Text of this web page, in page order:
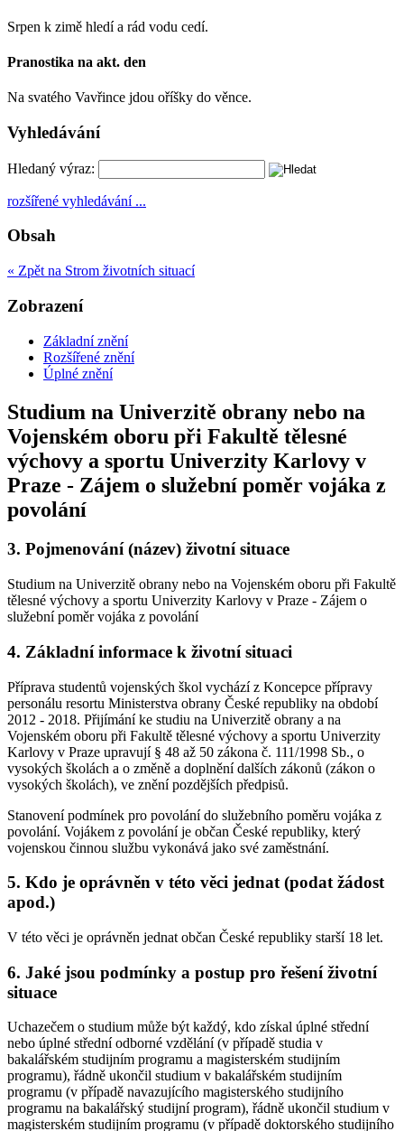
Srpen k zimě hledí a rád vodu cedí.
Pranostika na akt. den
Na svatého Vavřince jdou oříšky do věnce.
Vyhledávání
Hledaný výraz:
rozšířené vyhledávání ...
Obsah
« Zpět na Strom životních situací
Zobrazení
Základní znění
Rozšířené znění
Úplné znění
Studium na Univerzitě obrany nebo na
Vojenském oboru při Fakultě tělesné
výchovy a sportu Univerzity Karlovy v
Praze - Zájem o služební poměr vojáka z
povolání
3. Pojmenování (název) životní situace
Studium na Univerzitě obrany nebo na Vojenském oboru při Fakultě
tělesné výchovy a sportu Univerzity Karlovy v Praze - Zájem o
služební poměr vojáka z povolání
4. Základní informace k životní situaci
Příprava studentů vojenských škol vychází z Koncepce přípravy
personálu resortu Ministerstva obrany České republiky na období
2012 - 2018. Přijímání ke studiu na Univerzitě obrany a na
Vojenském oboru při Fakultě tělesné výchovy a sportu Univerzity
Karlovy v Praze upravují § 48 až 50 zákona č. 111/1998 Sb., o
vysokých školách a o změně a doplnění dalších zákonů (zákon o
vysokých školách), ve znění pozdějších předpisů.
Stanovení podmínek pro povolání do služebního poměru vojáka z
povolání. Vojákem z povolání je občan České republiky, který
vojenskou činnou službu vykonává jako své zaměstnání.
5. Kdo je oprávněn v této věci jednat (podat žádost
apod.)
V této věci je oprávněn jednat občan České republiky starší 18 let.
6. Jaké jsou podmínky a postup pro řešení životní
situace
Uchazečem o studium může být každý, kdo získal úplné střední
nebo úplné střední odborné vzdělání (v případě studia v
bakalářském studijním programu a magisterském studijním
programu), řádně ukončil studium v bakalářském studijním
programu (v případě navazujícího magisterského studijního
programu na bakalářský studijní program), řádně ukončil studium v
magisterském studijním programu (v případě doktorského studijního